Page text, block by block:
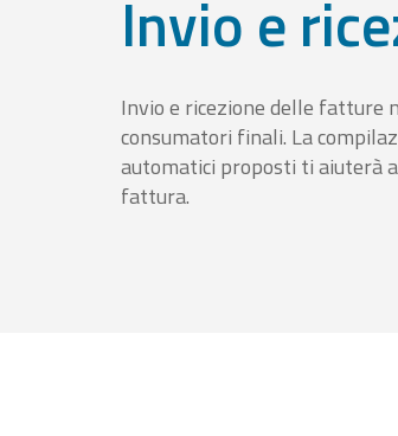
Invio e
Invio e ricezione delle fatture
consumatori finali. La
automatici proposti ti aiuterà
fattura.